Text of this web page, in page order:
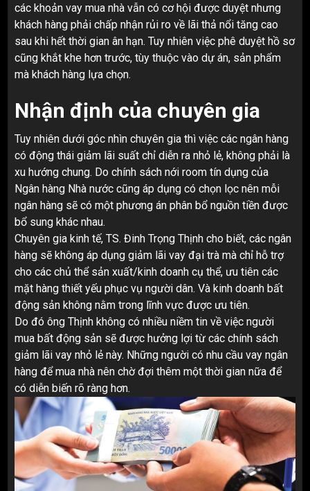
các khoản vay mua nhà vẫn có cơ hội được duyệt nhưng
khách hàng phải chấp nhận rủi ro về lãi thả nổi tăng cao
sau khi hết thời gian ân hạn. Tuy nhiên việc phê duyệt hồ sơ
cũng khắt khe hơn trước, tùy thuộc vào dự án, sản phẩm
mà khách hàng lựa chọn.
Nhận định của chuyên gia
Tuy nhiên dưới góc nhìn chuyên gia thì việc các ngân hàng
có động thái giảm lãi suất chỉ diễn ra nhỏ lẻ, không phải là
xu hướng chung. Do chính sách nới room tín dụng của
Ngân hàng Nhà nước cũng áp dụng có chọn lọc nên mỗi
ngân hàng sẽ có một phương án phân bổ nguồn tiền được
bổ sung khác nhau.
Chuyên gia kinh tế, TS. Đinh Trọng Thịnh cho biết, các ngân
hàng sẽ không áp dụng giảm lãi vay đại trà mà chỉ hỗ trợ
cho các chủ thể sản xuất/kinh doanh cụ thể, ưu tiên các
mặt hàng thiết yếu phục vụ người dân. Và kinh doanh bất
động sản không nằm trong lĩnh vực được ưu tiên.
Do đó ông Thịnh không có nhiều niềm tin về việc người
mua bất động sản sẽ được hưởng lợi từ các chính sách
giảm lãi vay nhỏ lẻ này. Những người có nhu cầu vay ngân
hàng để mua nhà nên chờ đợi thêm một thời gian nữa để
có diễn biến rõ ràng hơn.